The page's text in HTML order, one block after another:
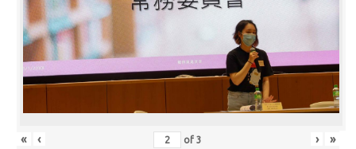
« ‹ of3 › »